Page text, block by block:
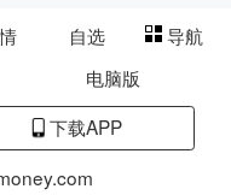
自选
导航
电脑版
下载APP